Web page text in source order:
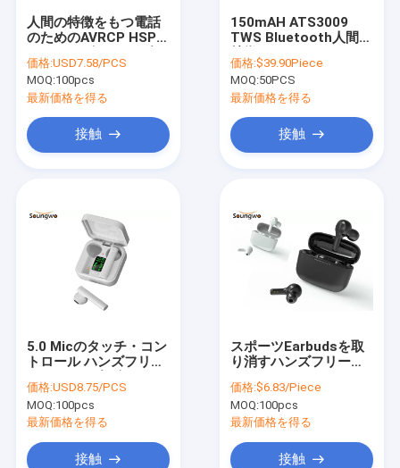
人間の特徴をもつ電話
のためのAVRCP HSP
線Earbuds
価格:USD7.58/PCS
MOQ:100pcs
最新価格を得る
接触
150mAH ATS3009
TWS Bluetooth人間の
Smartwatch SMSのメ
モ
価格:$39.90Piece
MOQ:50PCS
最新価格を得る
接触
5.0 Micのタッチ・コン
トロール ハンズフリー
Bluetoothのイヤホー
ン
価格:USD8.75/PCS
MOQ:100pcs
最新価格を得る
接触
スポーツEarbudsを取
り消すハンズフリーの
ン2Hの充満騒音を作動
させる10M
価格:$6.83/Piece
MOQ:100pcs
最新価格を得る
接触